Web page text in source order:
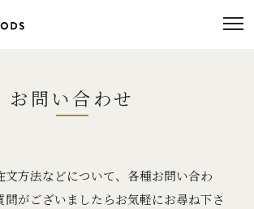
お問い合わせ
文方法などについて、各種お問い合わ
問がございましたらお気軽にお尋ね下さ